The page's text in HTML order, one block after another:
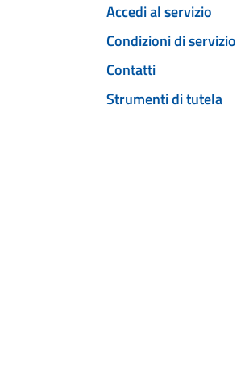
Accedi al servizio
Condizioni di servizio
Contatti
Strumenti di tutela